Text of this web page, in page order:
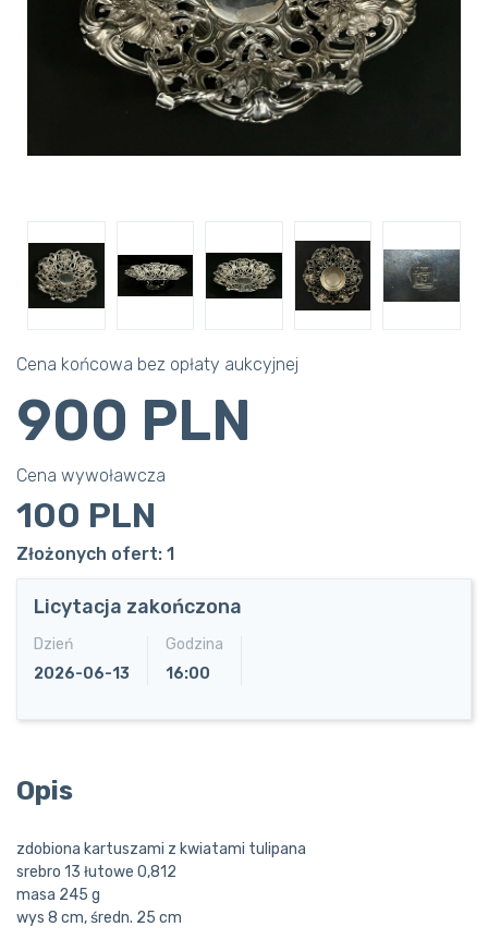
Cena końcowa bez opłaty aukcyjnej
900 PLN
Cena wywoławcza
100 PLN
Złożonych ofert: 1
Licytacja zakończona
Dzień
2026-06-13
Godzina
16:00
Opis
zdobiona kartuszami z kwiatami tulipana
srebro 13 łutowe 0,812
masa 245 g
wys 8 cm, średn. 25 cm